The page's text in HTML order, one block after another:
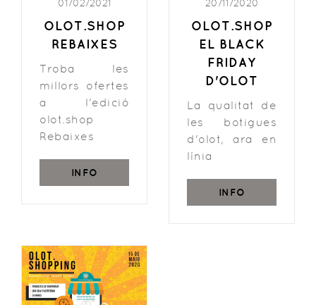
01/02/2021
OLOT.SHOP
REBAIXES
Troba les
millors ofertes
a l'edició
olot.shop
Rebaixes
INFO
20/11/2020
OLOT.SHOP
EL BLACK
FRIDAY
D'OLOT
La qualitat de
les botigues
d'olot, ara en
línia
INFO